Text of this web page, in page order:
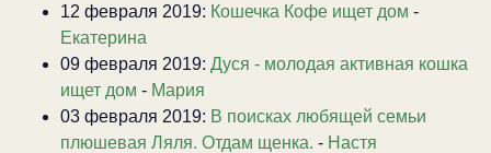
12 февраля 2019: Кошечка Кофе ищет дом -
Екатерина
09 февраля 2019: Дуся - молодая активная кошка
ищет дом - Мария
03 февраля 2019: В поисках любящей семьи
плюшевая Ляля. Отдам щенка. - Настя